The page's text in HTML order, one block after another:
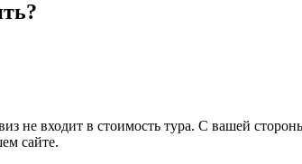
не входит в стоимость тура. С вашей
сайте.